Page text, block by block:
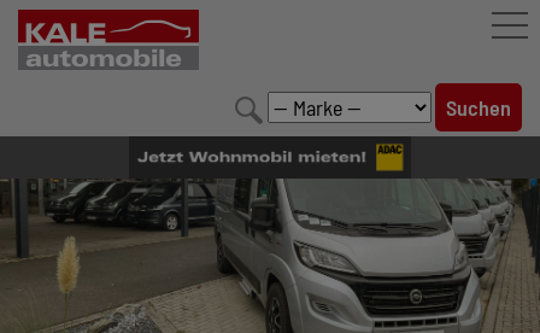
FAHRZEUGBESTAND
LEISTUNGEN
KONFIGURATOR
MARKENWELT